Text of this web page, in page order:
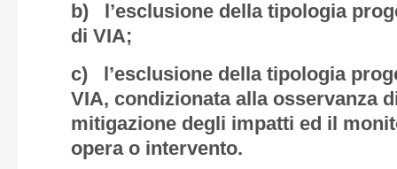
b) l’esclusione della tipologia
di VIA;
c) l’esclusione della tipologia
VIA, condizionata alla osservanza
mitigazione degli impatti ed il
opera o intervento.